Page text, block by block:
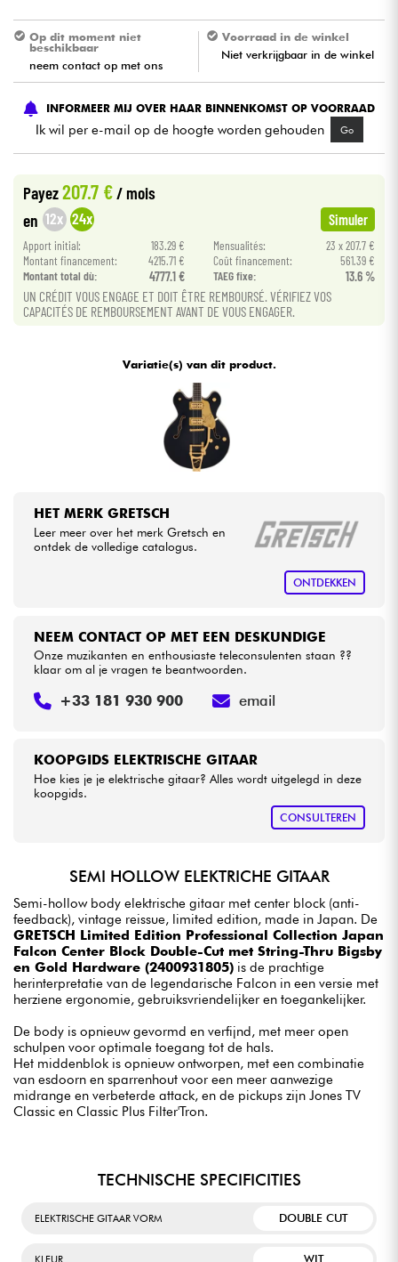
Kinderen
Kabels & toebehoren
HiFi
Sets
Bekijk onze merken
Op dit moment niet
beschikbaar
neem contact op met ons
Voorraad in de winkel
Niet verkrijgbaar in de winkel
INFORMEER MIJ OVER HAAR BINNENKOMST OP VOORRAAD
Ik wil per e-mail op de hoogte worden gehouden Go
Payez207.7 € / mois
en 12x 24x Simuler
Apport initial: 183.29 € Mensualités:
23 x 207.7 €
Montant financement:
4215.71 € Coût financement:
561.39 €
Montant total dù:
4777.1 € TAEG fixe: 13.6 %
UN CRÉDIT VOUS ENGAGE ET DOIT ÊTRE REMBOURSÉ. VÉRIFIEZ VOS
CAPACITÉS DE REMBOURSEMENT AVANT DE VOUS ENGAGER.
Variatie(s) van dit product.
HET MERK GRETSCH
Leer meer over het merk Gretsch en
ontdek de volledige catalogus.
ONTDEKKEN
KOOPGIDS ELEKTRISCHE GITAAR
Hoe kies je je elektrische gitaar? Alles wordt uitgelegd in deze
koopgids.
CONSULTEREN
NEEM CONTACT OP MET EEN DESKUNDIGE
Onze muzikanten en enthousiaste teleconsulenten staan ??
klaar om al je vragen te beantwoorden.
+33 181 930 900 email
SEMI HOLLOW ELEKTRICHE GITAAR
Semi-hollow body elektrische gitaar met center block (anti-
feedback), vintage reissue, limited edition, made in Japan. De
GRETSCH Limited Edition Professional Collection Japan
Falcon Center Block Double-Cut met String-Thru Bigsby
en Gold Hardware (2400931805) is de prachtige
herinterpretatie van de legendarische Falcon in een versie met
herziene ergonomie, gebruiksvriendelijker en toegankelijker.
De body is opnieuw gevormd en verfijnd, met meer open
schulpen voor optimale toegang tot de hals.
Het middenblok is opnieuw ontworpen, met een combinatie
van esdoorn en sparrenhout voor een meer aanwezige
midrange en verbeterde attack, en de pickups zijn Jones TV
Classic en Classic Plus Filter'Tron.
TECHNISCHE SPECIFICITIES
ELEKTRISCHE GITAAR VORM DOUBLE CUT
KLEUR WIT